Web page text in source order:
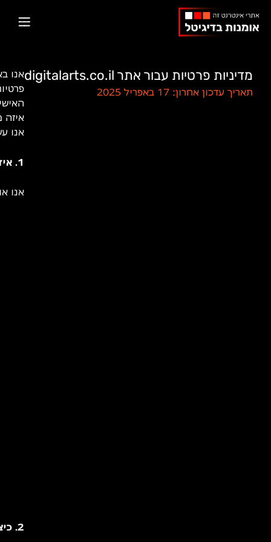
לתוכן
מדיניות פרטיות עבור אתר digitalarts.co.il
תאריך עדכון אחרון: 17 באפריל 2025
איזה
אנו
1. איזה מידע אנו אוספים?
אנו
2. כיצד אנו משתמשים במידע?